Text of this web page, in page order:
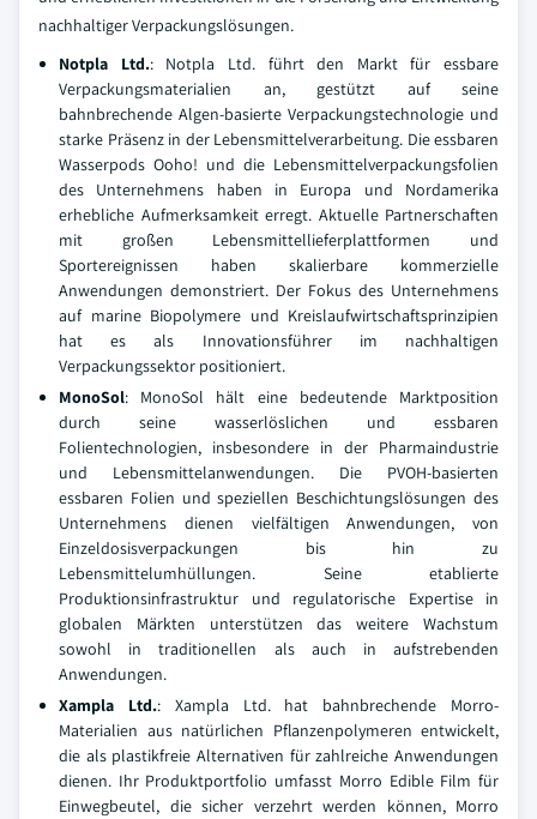
nachhaltiger Verpackungslösungen.
Notpla Ltd.: Notpla Ltd. führt den Markt für essbare
Verpackungsmaterialien an, gestützt auf seine
bahnbrechende Algen-basierte Verpackungstechnologie und
starke Präsenz in der Lebensmittelverarbeitung. Die essbaren
Wasserpods Ooho! und die Lebensmittelverpackungsfolien
des Unternehmens haben in Europa und Nordamerika
erhebliche Aufmerksamkeit erregt. Aktuelle Partnerschaften
mit großen Lebensmittellieferplattformen und
Sportereignissen haben skalierbare kommerzielle
Anwendungen demonstriert. Der Fokus des Unternehmens
auf marine Biopolymere und Kreislaufwirtschaftsprinzipien
hat es als Innovationsführer im nachhaltigen
Verpackungssektor positioniert.
MonoSol: MonoSol hält eine bedeutende Marktposition
durch seine wasserlöslichen und essbaren
Folientechnologien, insbesondere in der Pharmaindustrie
und Lebensmittelanwendungen. Die PVOH-basierten
essbaren Folien und speziellen Beschichtungslösungen des
Unternehmens dienen vielfältigen Anwendungen, von
Einzeldosisverpackungen bis hin zu
Lebensmittelumhüllungen. Seine etablierte
Produktionsinfrastruktur und regulatorische Expertise in
globalen Märkten unterstützen das weitere Wachstum
sowohl in traditionellen als auch in aufstrebenden
Anwendungen.
Xampla Ltd.: Xampla Ltd. hat bahnbrechende Morro-
Materialien aus natürlichen Pflanzenpolymeren entwickelt,
die als plastikfreie Alternativen für zahlreiche Anwendungen
dienen. Ihr Produktportfolio umfasst Morro Edible Film für
Einwegbeutel, die sicher verzehrt werden können, Morro